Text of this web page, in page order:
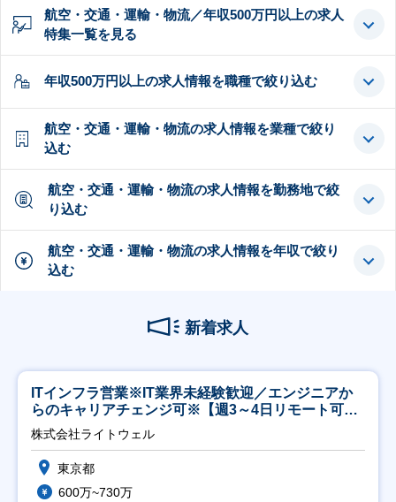
航空・交通・運輸・物流／年収500万円以上の求人
特集一覧を見る
年収500万円以上の求人情報を職種で絞り込む
航空・交通・運輸・物流の求人情報を業種で絞り
込む
航空・交通・運輸・物流の求人情報を勤務地で絞
り込む
航空・交通・運輸・物流の求人情報を年収で絞り
込む
新着求人
ITインフラ営業※IT業界未経験歓迎／エンジニアか
らのキャリアチェンジ可※【週3～4日リモート可
能】
株式会社ライトウェル
東京都
600万~730万